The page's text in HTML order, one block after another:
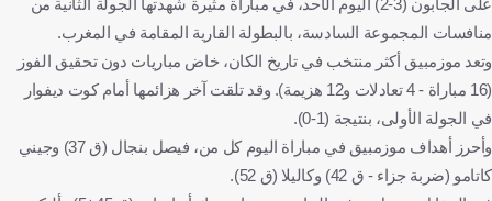
على الجابون (3-2) اليوم الأحد، في مباراة مثيرة شهدتها الجولة الثانية من
منافسات المجموعة السادسة، بالبطولة القارية المقامة في المغرب.
وتعد موزمبيق أكثر منتخب في تاريخ الكان، خاض مباريات دون تحقيق الفوز
(16 مباراة - 4 تعادلات و12 هزيمة). وقد تلقت آخر هزائمها أمام كوت ديفوار
في الجولة الأولى، بنتيجة (1-0).
وأحرز أهداف موزمبيق في مباراة اليوم كل من، فيصل بنجال (ق 37) وجيني
كاتامو (ضربة جزاء - ق 42) وكاليلا (ق 52).